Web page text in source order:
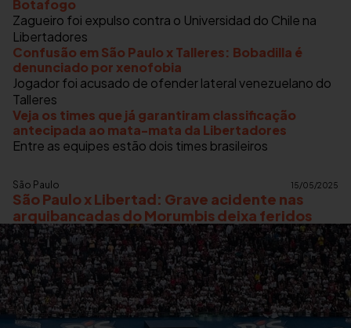
Botafogo
Zagueiro foi expulso contra o Universidad do Chile na
Libertadores
Confusão em São Paulo x Talleres: Bobadilla é
denunciado por xenofobia
Jogador foi acusado de ofender lateral venezuelano do
Talleres
Veja os times que já garantiram classificação
antecipada ao mata-mata da Libertadores
Entre as equipes estão dois times brasileiros
São Paulo 15/05/2025
São Paulo x Libertad: Grave acidente nas
arquibancadas do Morumbis deixa feridos